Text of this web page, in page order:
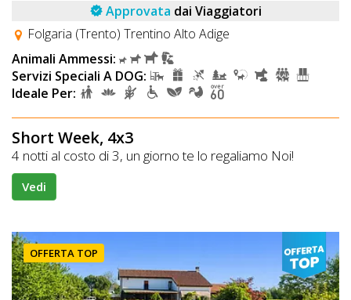
Approvata dai Viaggiatori
Folgaria (Trento) Trentino Alto Adige
Animali Ammessi:
Servizi Speciali A DOG:
Ideale Per:
Short Week, 4x3
4 notti al costo di 3, un giorno te lo regaliamo Noi!
Vedi
OFFERTA TOP